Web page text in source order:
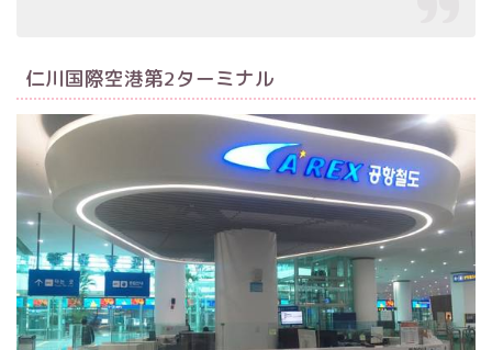
仁川国際空港第2ターミナル